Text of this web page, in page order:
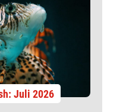
Juli 2026